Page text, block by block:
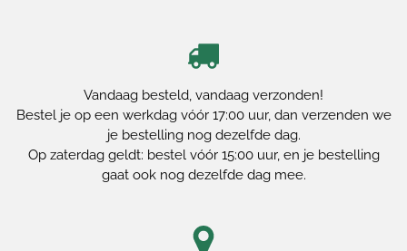
Vandaag besteld, vandaag verzonden!
Bestel je op een werkdag vóór 17:00 uur, dan verzenden we
je bestelling nog dezelfde dag.
Op zaterdag geldt: bestel vóór 15:00 uur, en je bestelling
gaat ook nog dezelfde dag mee.